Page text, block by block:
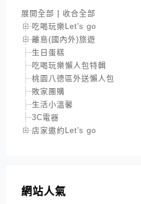
展開全部 | 收合全部
吃喝玩樂Let's go
離島(國內外)旅遊
生日蛋糕
吃喝玩樂懶人包特輯
桃園八德區外送懶人包
敗家團購
生活小溫馨
3C電器
店家邀約Let's go
網站人氣